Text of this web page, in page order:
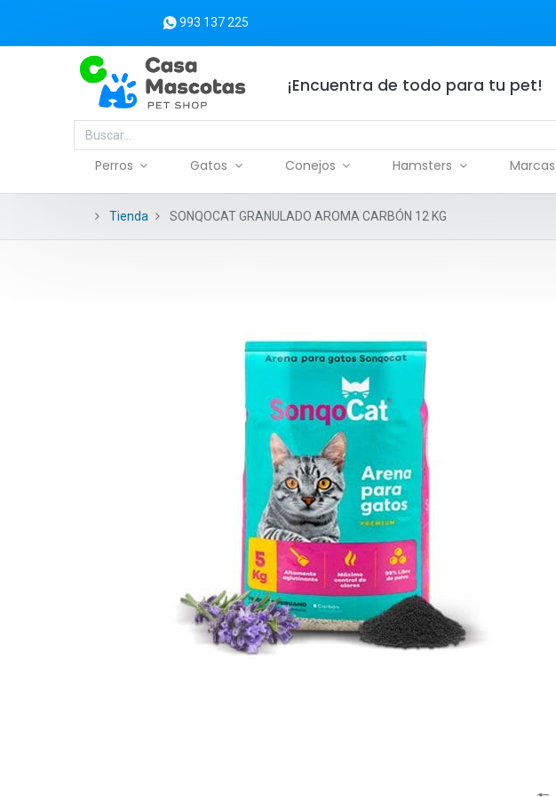
993 137 225
¡Encuentra de todo para tu pet!
Perros Gatos Conejos Hamsters Marcas
Tienda SONQOCAT GRANULADO AROMA CARBÓN 12 KG